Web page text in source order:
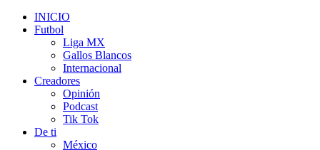
INICIO
Futbol
Liga MX
Gallos Blancos
Internacional
Creadores
Opinión
Podcast
Tik Tok
De ti
México